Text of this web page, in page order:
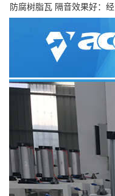
防腐树脂瓦 隔音效果好：经